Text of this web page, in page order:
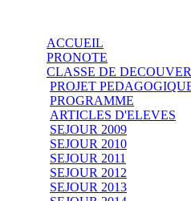
ACCUEIL
PRONOTE
CLASSE DE
PROJET
PROGRAMME
ARTICLES D'ELEVES
SEJOUR 2009
SEJOUR 2010
SEJOUR 2011
SEJOUR 2012
SEJOUR 2013